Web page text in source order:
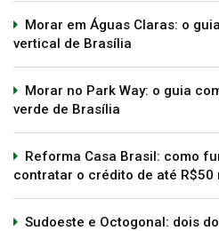
Morar em Águas Claras: o
vertical de Brasília
Morar no Park Way: o guia
verde de Brasília
Reforma Casa Brasil: como
contratar o crédito de até R$50
Sudoeste e Octogonal: dois